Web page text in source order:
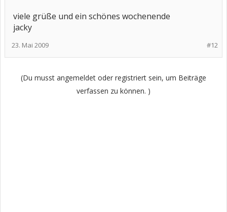
viele grüße und ein schönes wochenende
jacky
#12
23. Mai 2009
(Du musst angemeldet oder registriert sein, um Beiträge
verfassen zu können. )